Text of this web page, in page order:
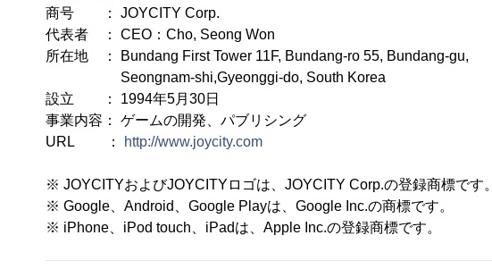
商号 ： JOYCITY Corp.
代表者 ： CEO：Cho, Seong Won
所在地 ： Bundang First Tower 11F, Bundang-ro 55, Bundang-gu,
Seongnam-shi,Gyeonggi-do, South Korea
設立 ： 1994年5月30日
事業内容： ゲームの開発、パブリシング
URL ：
http://www.joycity.com
※ JOYCITYおよびJOYCITYロゴは、JOYCITY Corp.の登録商標です。
※ Google、Android、Google Playは、Google Inc.の商標です。
※ iPhone、iPod touch、iPadは、Apple Inc.の登録商標です。